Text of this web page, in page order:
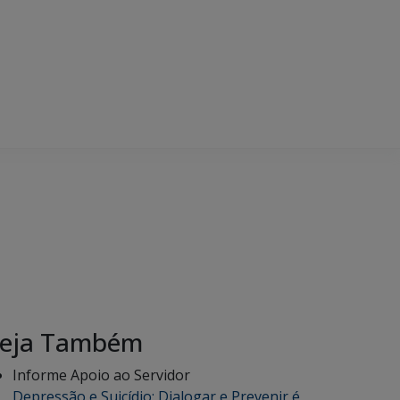
Também
Informe Apoio ao Servidor